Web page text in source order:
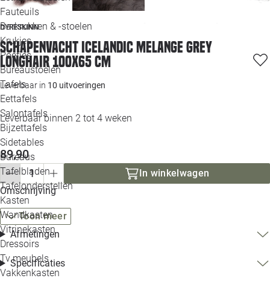
Fauteuils
Barkrukken & -stoelen
Krukjes
Poefjes
Bureaustoelen
Tafels
Eettafels
Salontafels
Bijzettafels
Sidetables
Bureaus
Tafelbladen
Tafelonderstellen
Kasten
Wandkasten
Vitrinekasten
Dressoirs
Tv meubels
Vakkenkasten
DYRESKINN
Schapenvacht icelandic melange grey
longhair 100x65 cm
Leverbaar in 10 uitvoeringen
Leverbaar binnen 2 tot 4 weken
89,90
In winkelwagen
Omschrijving
Toon meer
Afmetingen
Specificaties